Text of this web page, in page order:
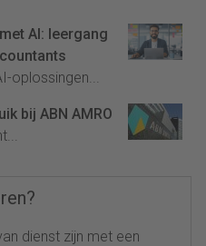
AI: leergang
oplossingen...
bij ABN AMRO
dienst zijn met een